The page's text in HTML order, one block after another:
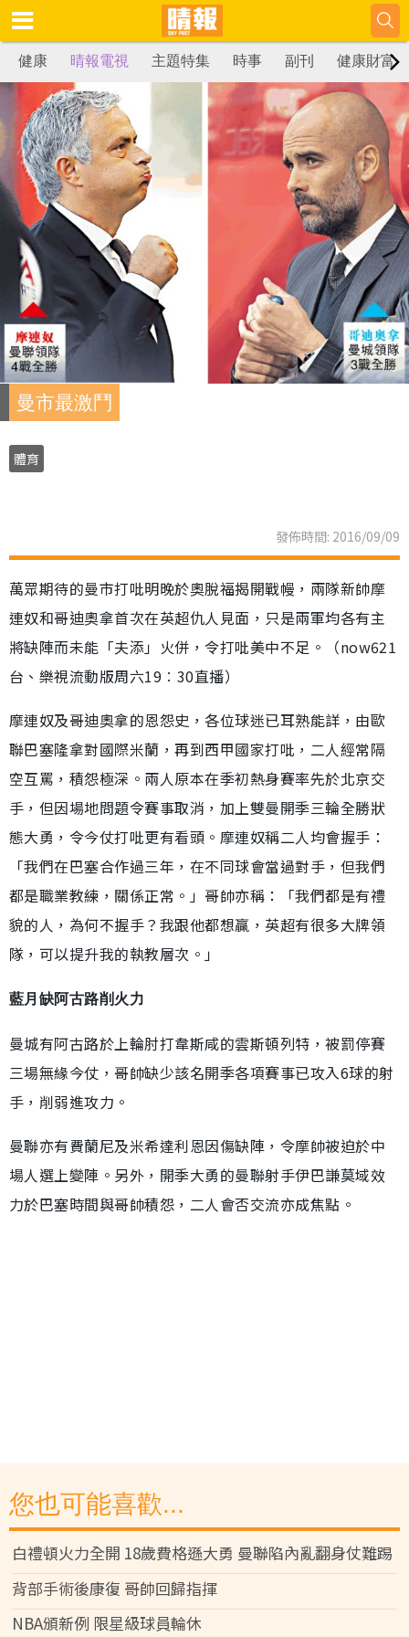
健康 晴報電視 主題特集 時事 副刊 健康財富
曼市最激鬥
體育
發佈時間: 2016/09/09
萬眾期待的曼市打吡明晚於奧脫福揭開戰幔，兩隊新帥摩
連奴和哥迪奧拿首次在英超仇人見面，只是兩軍均各有主
將缺陣而未能「夫添」火併，令打吡美中不足。（now621
台、樂視流動版周六19︰30直播）
摩連奴及哥迪奧拿的恩怨史，各位球迷已耳熟能詳，由歐
聯巴塞隆拿對國際米蘭，再到西甲國家打吡，二人經常隔
空互罵，積怨極深。兩人原本在季初熱身賽率先於北京交
手，但因場地問題令賽事取消，加上雙曼開季三輪全勝狀
態大勇，令今仗打吡更有看頭。摩連奴稱二人均會握手：
「我們在巴塞合作過三年，在不同球會當過對手，但我們
都是職業教練，關係正常。」哥帥亦稱：「我們都是有禮
貌的人，為何不握手？我跟他都想贏，英超有很多大牌領
隊，可以提升我的執教層次。」
藍月缺阿古路削火力
曼城有阿古路於上輪肘打韋斯咸的雲斯頓列特，被罰停賽
三場無緣今仗，哥帥缺少該名開季各項賽事已攻入6球的射
手，削弱進攻力。
曼聯亦有費蘭尼及米希達利恩因傷缺陣，令摩帥被迫於中
場人選上變陣。另外，開季大勇的曼聯射手伊巴謙莫域效
力於巴塞時間與哥帥積怨，二人會否交流亦成焦點。
您也可能喜歡...
白禮頓火力全開 18歲費格遜大勇 曼聯陷內亂翻身仗難踢
背部手術後康復 哥帥回歸指揮
NBA頒新例 限星級球員輪休